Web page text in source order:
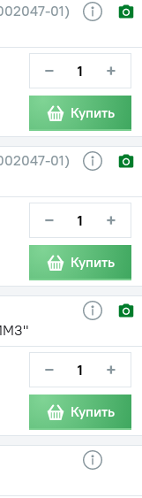
01)
− +
Купить
01)
− +
Купить
− +
Купить